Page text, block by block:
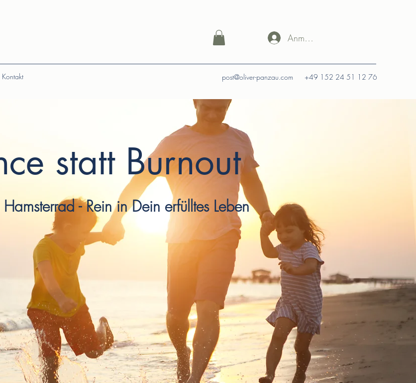
Anmelden
Kontakt post@oliver-panzau.com +49 152 24 51 12 76
statt Burnout
- Rein in Dein erfülltes Leben